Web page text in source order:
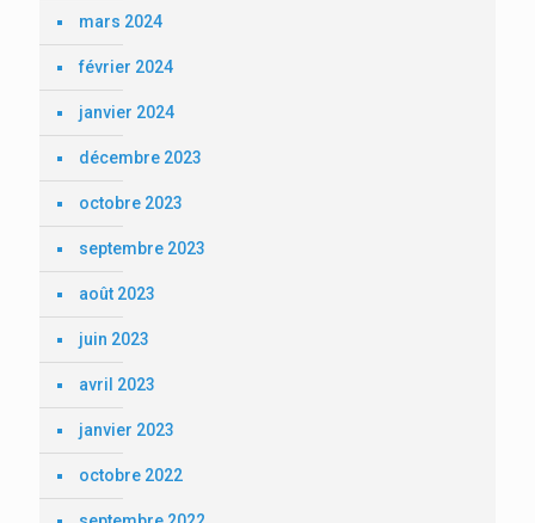
mars 2024
février 2024
janvier 2024
décembre 2023
octobre 2023
septembre 2023
août 2023
juin 2023
avril 2023
janvier 2023
octobre 2022